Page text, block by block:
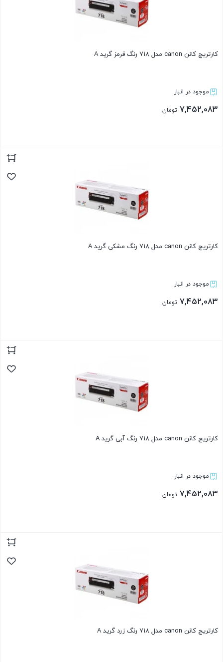
کارتریج کانن canon مدل 718 رنگ قرمز گرید A
موجود در انبار
7,452,083 تومان
کارتریج کانن canon مدل 718 رنگ مشکی گرید A
موجود در انبار
7,452,083 تومان
کارتریج کانن canon مدل 718 رنگ آبی گرید A
موجود در انبار
7,452,083 تومان
کارتریج کانن canon مدل 718 رنگ زرد گرید A